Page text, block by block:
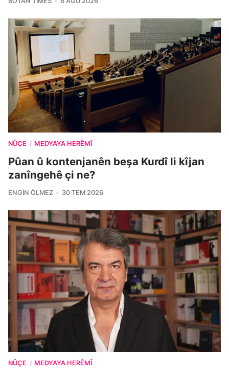
NÛÇE / MEDYAYA HERÊMÎ
Pûan û kontenjanên beşa Kurdî li kîjan
zanîngehê çi ne?
ENGIN ÖLMEZ 30 TEM 2026
NÛÇE / MEDYAYA HERÊMÎ